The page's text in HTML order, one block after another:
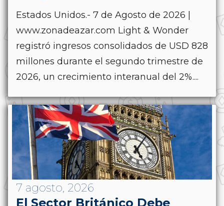
Estados Unidos.- 7 de Agosto de 2026 |
www.zonadeazar.com Light & Wonder
registró ingresos consolidados de USD 828
millones durante el segundo trimestre de
2026, un crecimiento interanual del 2%....
7 agosto, 2026
El Sector Británico Debe